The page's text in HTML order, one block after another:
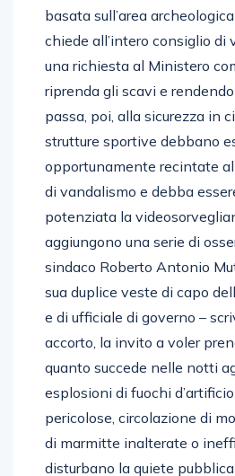
basata sull’area
chiede all’intero consiglio di
una richiesta al Ministero
riprenda gli scavi e
passa, poi, alla sicurezza in
strutture sportive debbano
opportunamente recintate
di vandalismo e debba
potenziata la
aggiungono una serie di
sindaco Roberto Antonio
sua duplice veste di capo
e di ufficiale di governo –
accorto, la invito a voler
quanto succede nelle notti
esplosioni di fuochi
pericolose, circolazione di
di marmitte inalterate o
disturbano la quiete